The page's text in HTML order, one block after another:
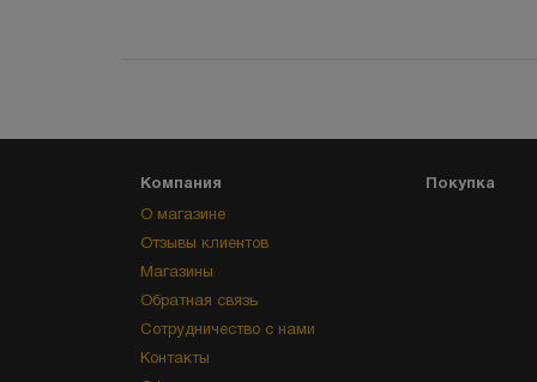
Компания
О магазине
Отзывы клиентов
Магазины
Обратная связь
Сотрудничество с нами
Контакты
Покупка